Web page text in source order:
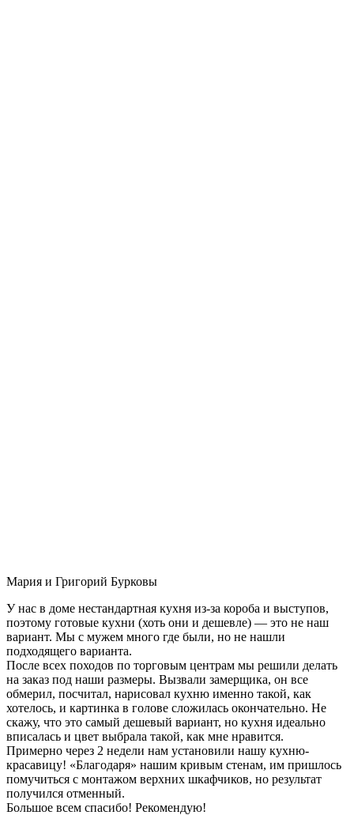
Мария и Григорий Бурковы
У нас в доме нестандартная кухня из-за короба и выступов,
поэтому готовые кухни (хоть они и дешевле) — это не наш
вариант. Мы с мужем много где были, но не нашли
подходящего варианта.
После всех походов по торговым центрам мы решили делать
на заказ под наши размеры. Вызвали замерщика, он все
обмерил, посчитал, нарисовал кухню именно такой, как
хотелось, и картинка в голове сложилась окончательно. Не
скажу, что это самый дешевый вариант, но кухня идеально
вписалась и цвет выбрала такой, как мне нравится.
Примерно через 2 недели нам установили нашу кухню-
красавицу! «Благодаря» нашим кривым стенам, им пришлось
помучиться с монтажом верхних шкафчиков, но результат
получился отменный.
Большое всем спасибо! Рекомендую!